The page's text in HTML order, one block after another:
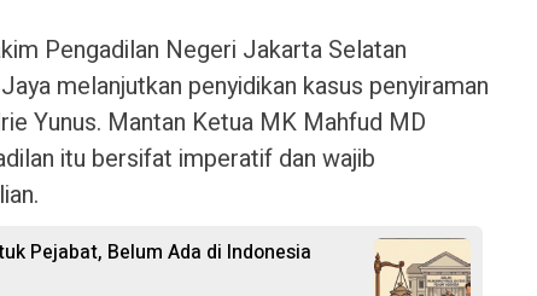
Pengadilan Negeri Jakarta Selatan
melanjutkan penyidikan kasus penyiraman
Yunus. Mantan Ketua MK Mahfud MD
itu bersifat imperatif dan wajib
Pejabat, Belum Ada di Indonesia